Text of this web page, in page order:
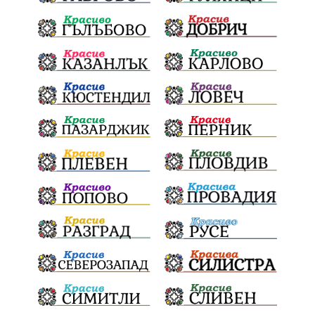
престъпление Георги Динев Великден 2025
почит Актуално История
Конституционен съд ВиК Стефан Апостолов
Радослав Ревански пострадали МРРБ
ИвелинМихайлов АнгелинаПопова
Социална политика партия "Мафия" Съд
Сигурност Училища Доброволци
културно наследство Задържане под стража
Хаджидимово РуменРадев автомобил